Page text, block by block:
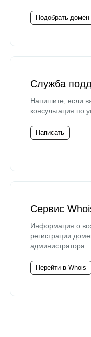
Подобрать домен
Служба
Напишите, если
консультация по
Написать
Сервис
Информация о
регистрации
администратора.
Перейти в Whois